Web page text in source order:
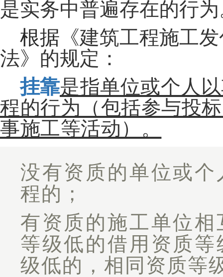
是实务中普遍存在的行
根据 《建筑工程施工
法》的规定：
挂靠是指单位或个人
程的行为（包括参与投
事施工等活动）。
没有资质的单位或
程的；
有资质的施工单位
等级低的借用资质
级低的，相同资质等